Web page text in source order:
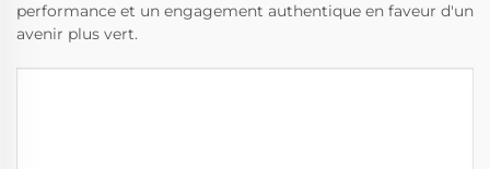
performance et un engagement authentique en faveur d'un
avenir plus vert.